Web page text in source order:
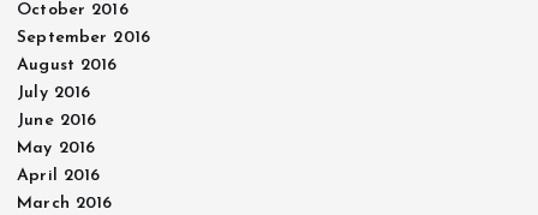
October 2016
September 2016
August 2016
July 2016
June 2016
May 2016
April 2016
March 2016